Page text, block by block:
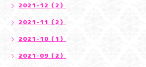
2021-12（2）
2021-11（2）
2021-10（1）
2021-09（2）